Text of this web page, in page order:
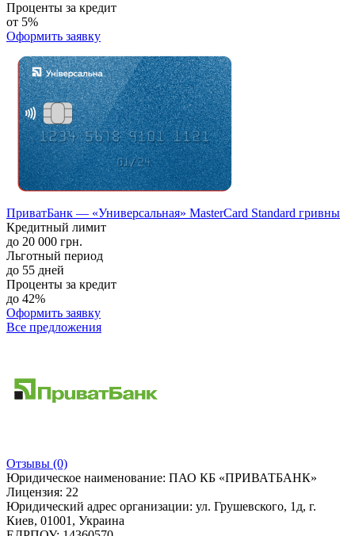
Проценты за кредит
от 5%
Оформить заявку
ПриватБанк — «Универсальная» MasterCard Standard гривны
Кредитный лимит
до 20 000 грн.
Льготный период
до 55 дней
Проценты за кредит
до 42%
Оформить заявку
Все предложения
Отзывы (0)
Юридическое наименование: ПАО КБ «ПРИВАТБАНК»
Лицензия: 22
Юридический адрес организации: ул. Грушевского, 1д, г.
Киев, 01001, Украина